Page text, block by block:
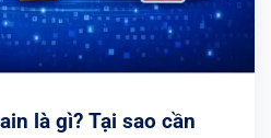
là gì? Tại sao cần